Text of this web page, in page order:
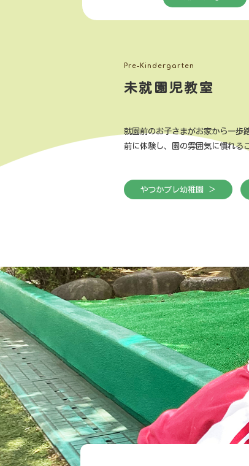
Pre-Kindergarten
未就園児教室
就園前のお子さまがお家から一歩
前に体験し、園の雰囲気に慣れる
やつかプレ幼稚園 ＞